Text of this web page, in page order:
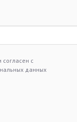
согласен с
данных